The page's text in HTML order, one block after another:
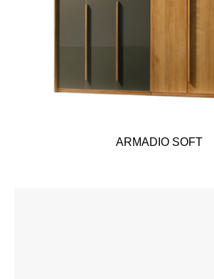
ARMADIO SOFT